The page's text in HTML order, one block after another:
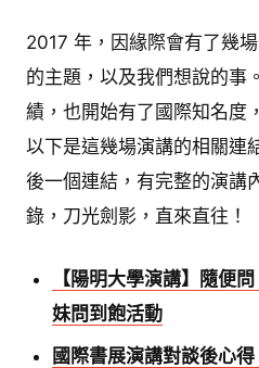
2017 年，因緣際會有了幾
的主題，以及我們想說的事
績，也開始有了國際知名度
以下是這幾場演講的相關連
後一個連結，有完整的演講
錄，刀光劍影，直來直往！
【陽明大學演講】隨便
妹問到飽活動
國際書展演講對談後心